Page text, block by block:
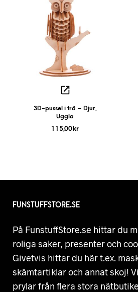
3D-pussel i trä – Djur,
Uggla
115,00 kr
FUNSTUFFSTORE.SE
På FunstuffStore.se hittar du
roliga saker, presenter och
Givetvis hittar du här t.ex.
skämtartiklar och annat skoj!
prylar från flera stora